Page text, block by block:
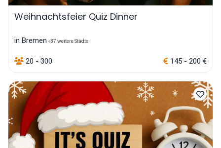
Weihnachtsfeier Quiz Dinner
in Bremen +37 weitere Städte
20 - 300 145 - 200 €